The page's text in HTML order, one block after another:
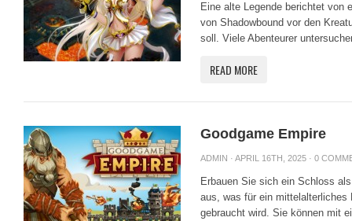
Eine alte Legende berichtet von
von Shadowbound vor den
soll. Viele Abenteurer
READ MORE
Goodgame Empire
ADMIN · APRIL 16TH, 2025 · 0
Erbauen Sie sich ein Schloss
aus, was für ein mittelalterliches
gebraucht wird. Sie können mit